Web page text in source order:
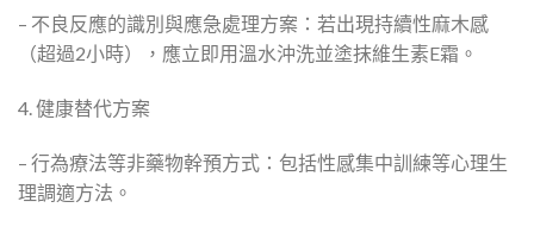
– 不良反應的識別與應急處理方案：若出現持續性麻木感
（超過2小時），應立即用溫水沖洗並塗抹維生素E霜。
4. 健康替代方案
– 行為療法等非藥物幹預方式：包括性感集中訓練等心理生
理調適方法。